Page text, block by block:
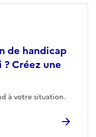
de handicap
Créez une
à votre situation.